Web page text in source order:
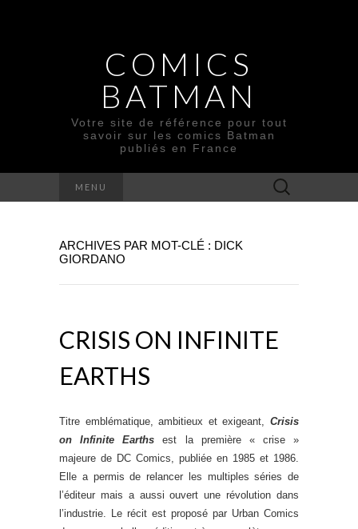
COMICS
BATMAN
Votre site de référence pour tout
savoir sur les comics Batman
publiés en France
MENU Rechercher :
ARCHIVES PAR MOT-CLÉ : DICK
GIORDANO
CRISIS ON INFINITE
EARTHS
Titre emblématique, ambitieux et exigeant, Crisis
on Infinite Earths est la première « crise »
majeure de DC Comics, publiée en 1985 et 1986.
Elle a permis de relancer les multiples séries de
l’éditeur mais a aussi ouvert une révolution dans
l’industrie. Le récit est proposé par Urban Comics